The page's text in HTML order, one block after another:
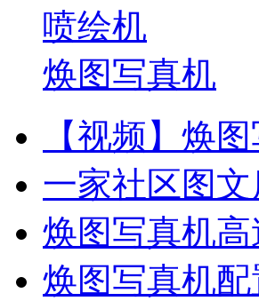
喷绘机
焕图写真机
【视频】焕
一家社区图
焕图写真机高
焕图写真机